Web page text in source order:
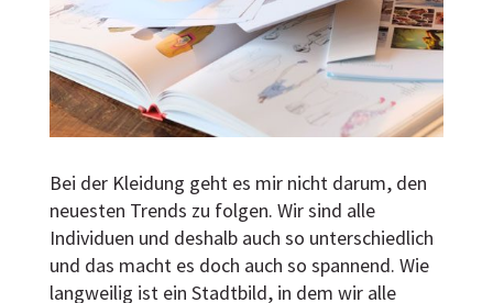
Bei der Kleidung geht es mir nicht darum, den
neuesten Trends zu folgen. Wir sind alle
Individuen und deshalb auch so unterschiedlich
und das macht es doch auch so spannend. Wie
langweilig ist ein Stadtbild, in dem wir alle